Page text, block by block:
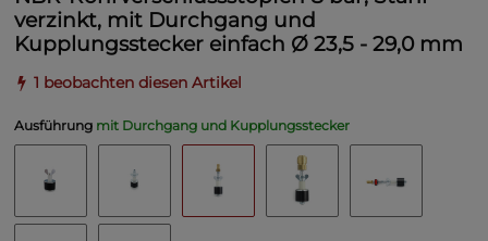
verzinkt, mit Durchgang und
Kupplungsstecker einfach Ø 23,5 - 29,0 mm
1 beobachten diesen Artikel
Ausführung mit Durchgang und Kupplungsstecker